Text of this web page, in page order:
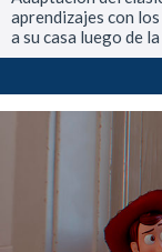
aprendizajes con
a su casa luego de